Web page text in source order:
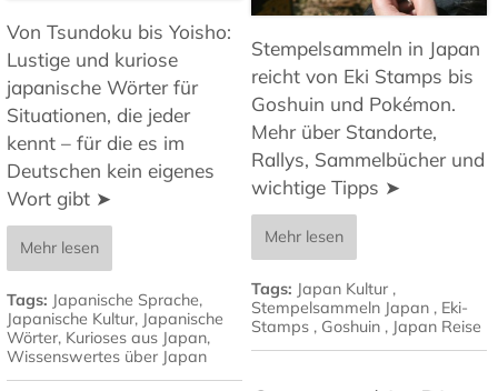
Von Tsundoku bis Yoisho:
Lustige und kuriose
japanische Wörter für
Situationen, die jeder
kennt – für die es im
Deutschen kein eigenes
Wort gibt ➤
Mehr lesen
Tags: Japanische Sprache,
Japanische Kultur, Japanische
Wörter, Kurioses aus Japan,
Wissenswertes über Japan
Stempelsammeln in Japan
reicht von Eki Stamps bis
Goshuin und Pokémon.
Mehr über Standorte,
Rallys, Sammelbücher und
wichtige Tipps ➤
Mehr lesen
Tags: Japan Kultur ,
Stempelsammeln Japan , Eki-
Stamps , Goshuin , Japan Reise